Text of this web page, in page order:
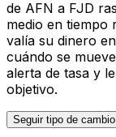
de AFN a FJD
medio en tiempo
valía su dinero
cuándo se
alerta de tasa y
objetivo.
Seguir tipo de cambio